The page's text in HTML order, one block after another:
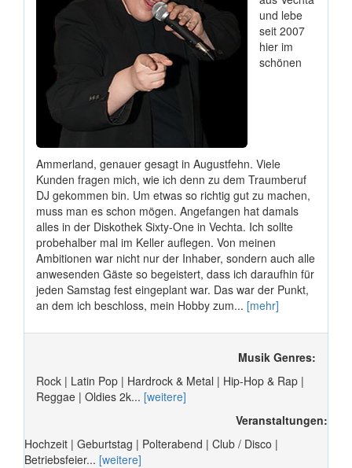
und lebe
seit 2007
hier im
schönen
Ammerland, genauer gesagt in Augustfehn. Viele
Kunden fragen mich, wie ich denn zu dem Traumberuf
DJ gekommen bin. Um etwas so richtig gut zu machen,
muss man es schon mögen. Angefangen hat damals
alles in der Diskothek Sixty-One in Vechta. Ich sollte
probehalber mal im Keller auflegen. Von meinen
Ambitionen war nicht nur der Inhaber, sondern auch alle
anwesenden Gäste so begeistert, dass ich daraufhin für
jeden Samstag fest eingeplant war. Das war der Punkt,
an dem ich beschloss, mein Hobby zum... [mehr]
Musik Genres:
Rock | Latin Pop | Hardrock & Metal | Hip-Hop & Rap |
Reggae | Oldies 2k... [weitere]
Veranstaltungen:
Hochzeit | Geburtstag | Polterabend | Club / Disco |
Betriebsfeier... [weitere]